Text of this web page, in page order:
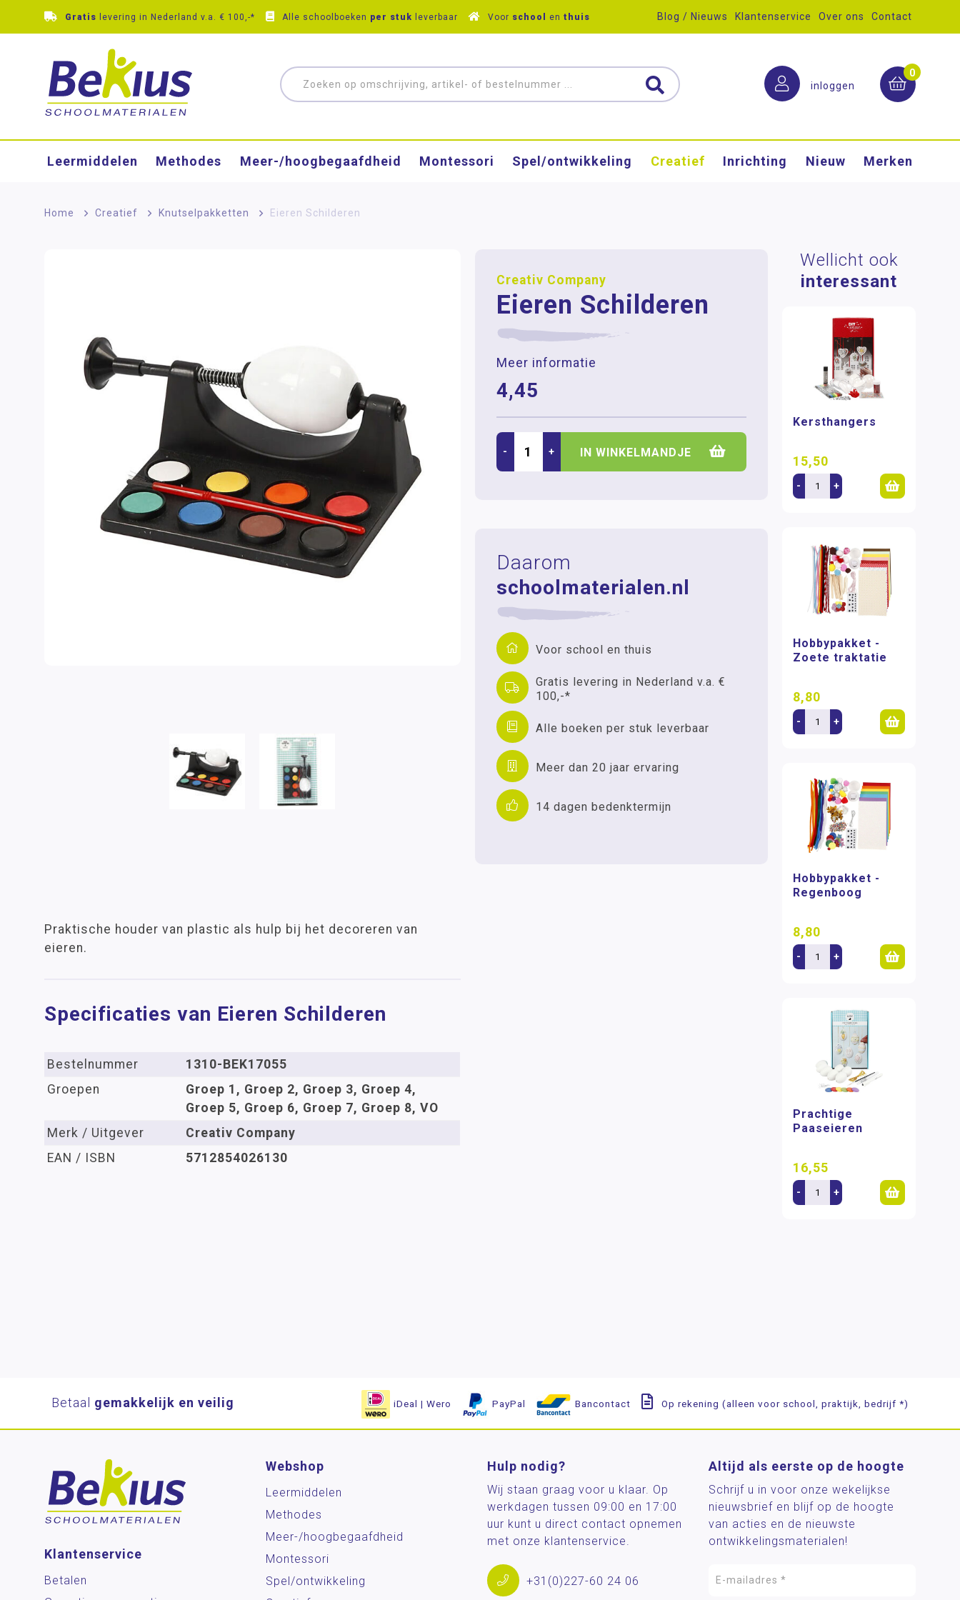
Gratis levering in Nederland v.a. € 100,-* Alle schoolboeken per stuk leverbaar Voor school en thuis Blog / Nieuws Klantenservice Over ons Contact
inloggen
0
Leermiddelen Methodes Meer-/hoog­begaafdheid Montessori Spel/ontwikkeling Creatief Inrichting Nieuw Merken
Home > Creatief > Knutselpakketten > Eieren Schilderen
Creativ Company
Eieren Schilderen
Meer informatie
4,45
- + IN WINKELMANDJE
Daarom
schoolmaterialen.nl
Voor school en thuis
Gratis levering in Nederland v.a. €
100,-*
Alle boeken per stuk leverbaar
Meer dan 20 jaar ervaring
14 dagen bedenktermijn
Praktische houder van plastic als hulp bij het decoreren van
eieren.
Specificaties van Eieren Schilderen
Bestelnummer
1310-BEK17055
Groepen
Groep 1, Groep 2, Groep 3, Groep 4,
Groep 5, Groep 6, Groep 7, Groep 8, VO
Merk / Uitgever
Creativ Company
EAN / ISBN
5712854026130
Wellicht ook
interessant
Kersthangers
15,50
- +
Hobbypakket -
Zoete traktatie
8,80
- +
Hobbypakket -
Regenboog
8,80
- +
Prachtige
Paaseieren
16,55
- +
Betaal gemakkelijk en veilig iDeal | Wero PayPal Bancontact Op rekening (alleen voor school, praktijk, bedrijf *)
Klantenservice
Betalen
Webshop
Leermiddelen
Methodes
Meer-/hoog­begaafdheid
Montessori
Spel/ontwikkeling
Hulp nodig?
Wij staan graag voor u klaar. Op
werkdagen tussen 09:00 en 17:00
uur kunt u direct contact opnemen
met onze klantenservice.
+31(0)227-60 24 06
Altijd als eerste op de hoogte
Schrijf u in voor onze wekelijkse
nieuwsbrief en blijf op de hoogte
van acties en de nieuwste
ontwikkelingsmaterialen!